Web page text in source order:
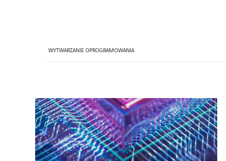
WYTWARZANIE OPROGRAMOWANIA